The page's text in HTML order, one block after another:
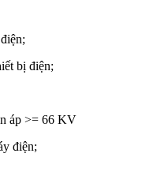
bị điện;
áp >= 66 KV
điện;